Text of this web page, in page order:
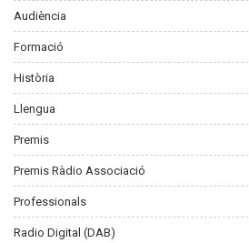
Audiència
Formació
Història
Llengua
Premis
Premis Ràdio Associació
Professionals
Radio Digital (DAB)